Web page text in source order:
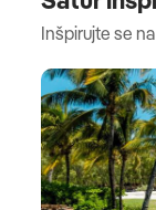
Inšpirujte se